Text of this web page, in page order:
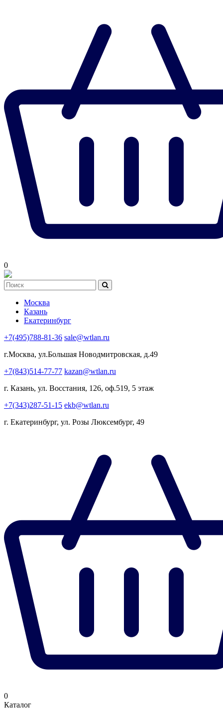
0
Москва
Казань
Екатеринбург
+7(495)788-81-36 sale@wtlan.ru
г.Москва, ул.Большая Новодмитровская, д.49
+7(843)514-77-77 kazan@wtlan.ru
г. Казань, ул. Восстания, 126, оф.519, 5 этаж
+7(343)287-51-15 ekb@wtlan.ru
г. Екатеринбург, ул. Розы Люксембург, 49
0
Каталог